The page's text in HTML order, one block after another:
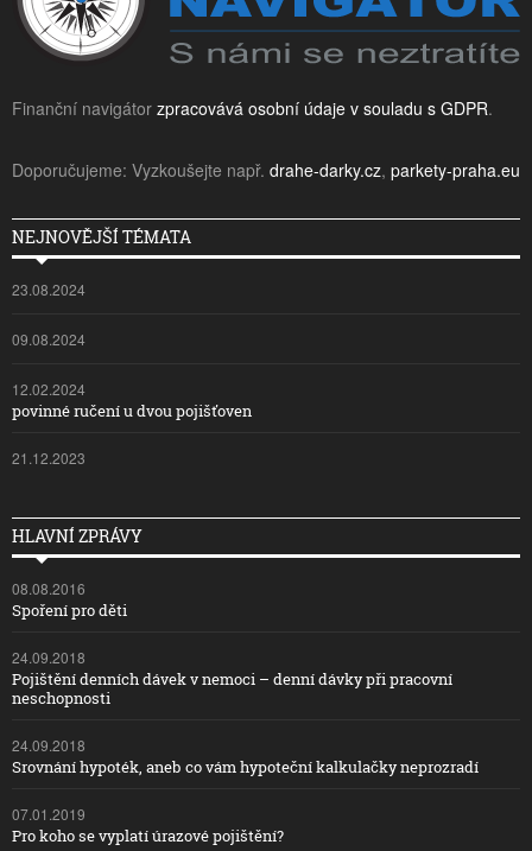
Finanční navigátor zpracovává osobní údaje v souladu s GDPR.
Doporučujeme: Vyzkoušejte např. drahe-darky.cz, parkety-praha.eu
NEJNOVĚJŠÍ TÉMATA
23.08.2024
09.08.2024
12.02.2024
povinné ručení u dvou pojišťoven
21.12.2023
HLAVNÍ ZPRÁVY
08.08.2016
Spoření pro děti
24.09.2018
Pojištění denních dávek v nemoci – denní dávky při pracovní
neschopnosti
24.09.2018
Srovnání hypoték, aneb co vám hypoteční kalkulačky neprozradí
07.01.2019
Pro koho se vyplatí úrazové pojištění?